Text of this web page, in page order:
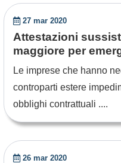
27 mar 2020
Attestazioni
maggiore per
Le imprese che hanno
controparti estere
obblighi contrattuali ....
26 mar 2020